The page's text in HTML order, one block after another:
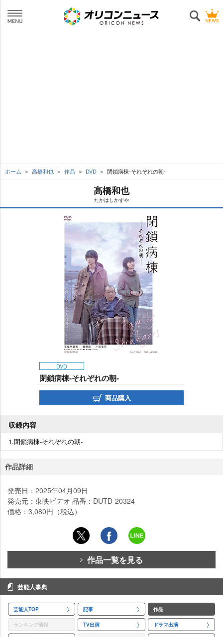
ホーム 高橋和也 作品 DVD 閉鎖病棟‐それぞれの朝‐
高橋和也
たかはしかず
DVD
閉鎖病棟‐それぞれの朝‐
商品購入
収録内容
1.閉鎖病棟‐それぞれの朝‐
作品詳細
発売日：2025年04月09日
発売元：東映ビデオ 品番：DUTD-20324
価格：3,080円（税込）
作品一覧を見る
芸能人事典
芸能人TOP 記事 作品
ランキング情報 TV出演 ドラマ出演